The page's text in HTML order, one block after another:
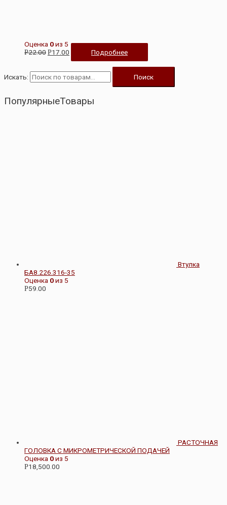
Оценка 0из 5
Р22.00 Р17.00 Подробнее
Искать: Поиск
ПопулярныеТовары
Втулка
БА8.226.316-35
Оценка 0из 5
Р59.00
РАСТОЧНАЯ
ГОЛОВКА С МИКРОМЕТРИЧЕСКОЙ ПОДАЧЕЙ
Оценка 0из 5
Р18,500.00